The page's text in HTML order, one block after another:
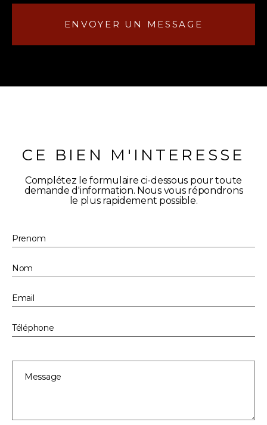
ENVOYER UN MESSAGE
CE BIEN M'INTERESSE
Complétez le formulaire ci-dessous pour toute
demande d'information. Nous vous répondrons
le plus rapidement possible.